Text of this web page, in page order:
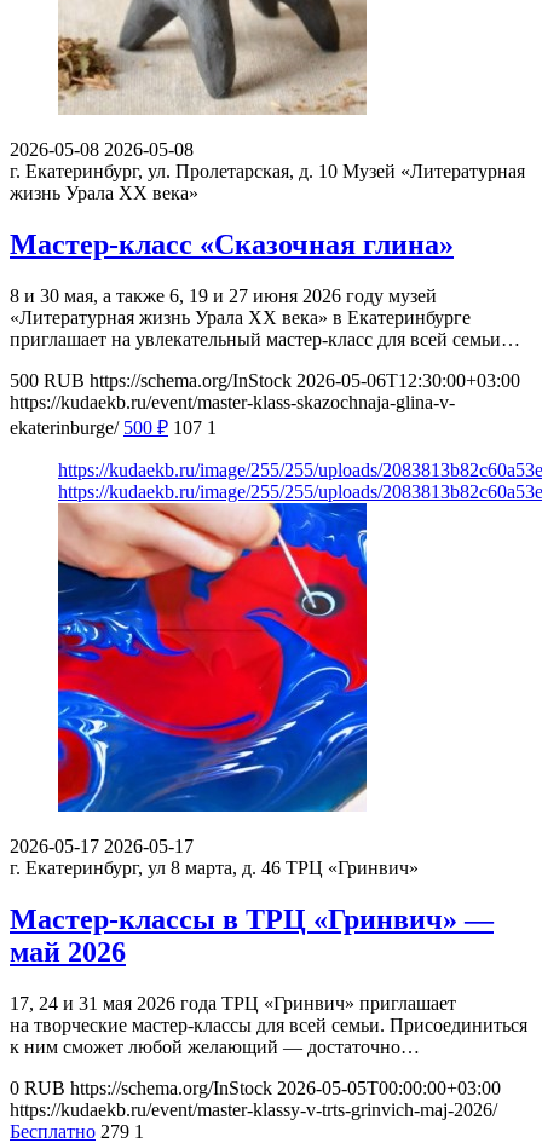
2026-05-08 2026-05-08
г. Екатеринбург, ул. Пролетарская, д. 10 Музей «Литературная
жизнь Урала ХХ века»
Мастер-класс «Сказочная глина»
8 и 30 мая, а также 6, 19 и 27 июня 2026 году музей
«Литературная жизнь Урала XX века» в Екатеринбурге
приглашает на увлекательный мастер-класс для всей семьи…
500 RUB https://schema.org/InStock 2026-05-06T12:30:00+03:00
https://kudaekb.ru/event/master-klass-skazochnaja-glina-v-
ekaterinburge/ 500 ₽ 107 1
https://kudaekb.ru/image/255/255/uploads/
https://kudaekb.ru/image/255/255/uploads/
2026-05-17 2026-05-17
г. Екатеринбург, ул 8 марта, д. 46 ТРЦ «Гринвич»
Мастер-классы в ТРЦ «Гринвич» —
май 2026
17, 24 и 31 мая 2026 года ТРЦ «Гринвич» приглашает
на творческие мастер-классы для всей семьи. Присоединиться
к ним сможет любой желающий — достаточно…
0 RUB https://schema.org/InStock 2026-05-05T00:00:00+03:00
https://kudaekb.ru/event/master-klassy-v-trts-grinvich-maj-2026/
Бесплатно 279 1